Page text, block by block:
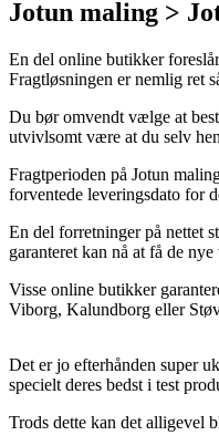
Jotun maling >
En del online butikker
Fragtløsningen er nemlig ret
Du bør omvendt vælge at
utvivlsomt være at du selv
Fragtperioden på Jotun
forventede leveringsdato for
En del forretninger på nettet
garanteret kan nå at få de
Visse online butikker
Viborg, Kalundborg eller
Det er jo efterhånden super
specielt deres bedst i test
Trods dette kan det alligevel